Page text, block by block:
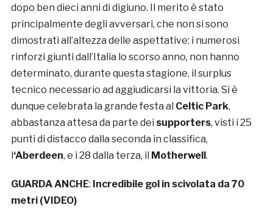
dopo ben dieci anni di digiuno. Il merito è stato
principalmente degli avversari, che non si sono
dimostrati all’altezza delle aspettative: i numerosi
rinforzi giunti dall’Italia lo scorso anno, non hanno
determinato, durante questa stagione, il surplus
tecnico necessario ad aggiudicarsi la vittoria. Si è
dunque celebrata la grande festa al Celtic Park,
abbastanza attesa da parte dei supporters, visti i 25
punti di distacco dalla seconda in classifica,
l‘Aberdeen, e i 28 dalla terza, il Motherwell.
GUARDA ANCHE: Incredibile gol in scivolata da 70
metri (VIDEO)